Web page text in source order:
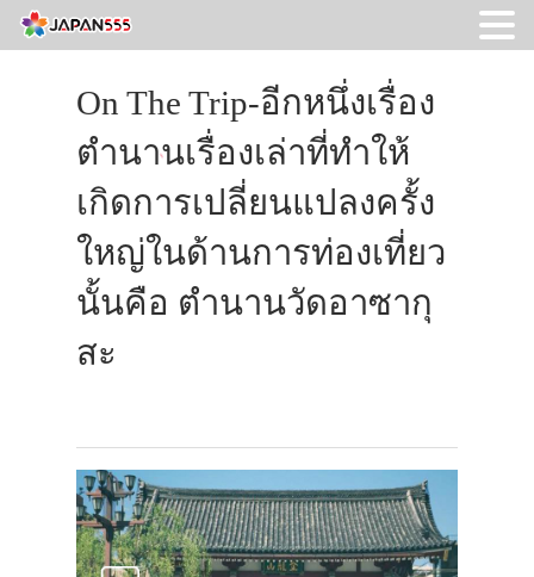
On The Trip-อีกหนึ่งเรื่อง
ตำนานเรื่องเล่าที่ทำให้
เกิดการเปลี่ยนแปลงครั้ง
ใหญ่ในด้านการท่องเที่ยว
นั้นคือ ตำนานวัดอาซากุ
สะ